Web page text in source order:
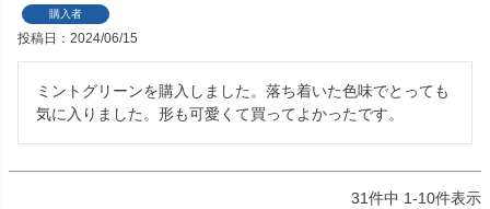
購入者
投稿日 2024/06/15
ミントグリーンを購入しました。落ち着いた色味でとっても
気に入りました。形も可愛くて買ってよかったです。
31件中 1-10件表示